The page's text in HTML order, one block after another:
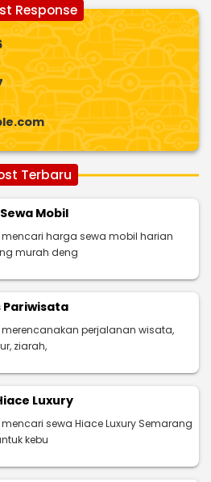
Response
Terbaru
Mobil
harga sewa mobil harian
murah deng
Pariwisata
perjalanan wisata,
ziarah,
Luxury
sewa Hiace Luxury Semarang
kebu